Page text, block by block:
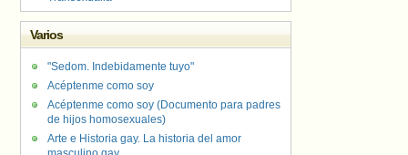
Varios
"Sedom. Indebidamente tuyo"
Acéptenme como soy
Acéptenme como soy (Documento para padres
de hijos homosexuales)
Arte e Historia gay. La historia del amor